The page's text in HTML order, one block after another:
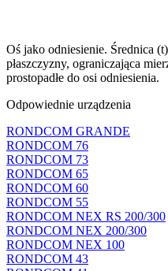
Oś jako odniesienie. Średnica
płaszczyzny, ograniczająca
prostopadłe do osi odniesienia.
Odpowiednie urządzenia
RONDCOM GRANDE
RONDCOM 76
RONDCOM 73
RONDCOM 65
RONDCOM 60
RONDCOM 55
RONDCOM NEX RS 200/300
RONDCOM NEX 200/300
RONDCOM NEX 100
RONDCOM 43